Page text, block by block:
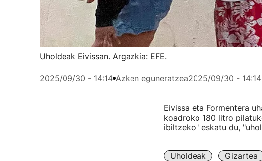
Uholdeak Eivissan. Argazkia: EFE.
2025/09/30 - 14:14 Azken eguneratzea2025/09/30 - 14:14
Eivissa eta Formentera
koadroko 180 litro
ibiltzeko" eskatu du,
Uholdeak Gizartea